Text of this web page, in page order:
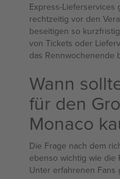
Express-
rechtzeitig vor den
beseitigen so
von Tickets oder
das Rennwochenende
Wann
für den
Monaco
Die Frage nach dem
ebenso wichtig wie die
Unter erfahrenen Fans